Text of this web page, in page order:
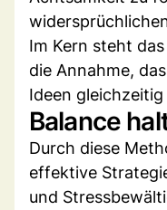
Im Kern steht
die Annahme,
Ideen
Balance
Durch diese
effektive
und